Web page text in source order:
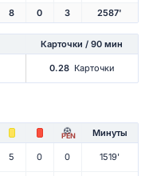
8 0 3 2587'
Карточки / 90 мин
0.28 Карточки
PEN Минуты
5 0 0 1519'